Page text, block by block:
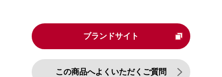
ブランドサイト
この商品へよくいただくご質問